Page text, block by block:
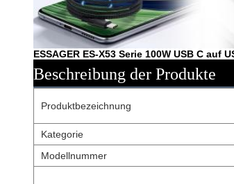
ESSAGER ES-X53 Serie 100W USB C auf
Beschreibung der Produkte
Produktbezeichnung
Kategorie
Modellnummer